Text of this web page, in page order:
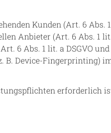
Kunden (Art. 6 Abs.
Anbieter (Art. 6 Abs. 1
Abs. 1 lit. a DSGVO und
Device-Fingerprinting)
erforderlich